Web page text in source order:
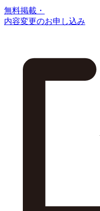
無料掲載・
内容変更のお申し込み